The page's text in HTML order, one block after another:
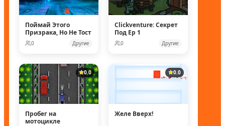
Поймай Этого
Призрака, Но Не Тост
0 Другие
Clickventure: Секрет
Под Ep 1
0 Другие
0.0
Пробег на
мотоцикле
0.0
Желе Вверх!